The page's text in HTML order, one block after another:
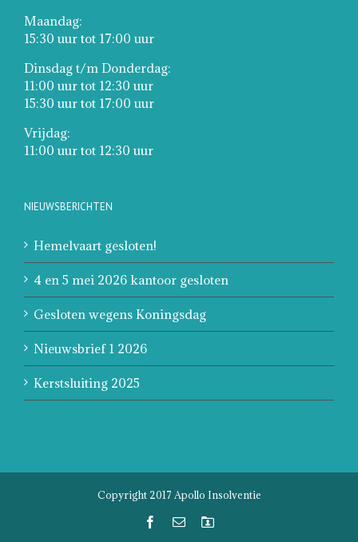
Maandag:
15:30 uur tot 17:00 uur
Dinsdag t/m Donderdag:
11:00 uur tot 12:30 uur
15:30 uur tot 17:00 uur
Vrijdag:
11:00 uur tot 12:30 uur
NIEUWSBERICHTEN
Hemelvaart gesloten!
4 en 5 mei 2026 kantoor gesloten
Gesloten wegens Koningsdag
Nieuwsbrief 1 2026
Kerstsluiting 2025
Copyright 2017 Apollo Insolventie
Facebook
Email
Mijn